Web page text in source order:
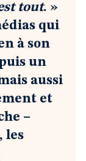
tout. »
qui
à son
un
aussi
et
–
les